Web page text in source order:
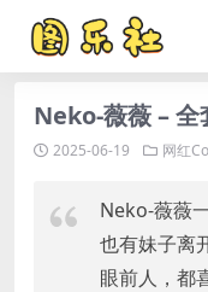
Neko-薇薇 –
2025-06-19 网红
Neko-薇薇
也有妹子离
眼前人，都